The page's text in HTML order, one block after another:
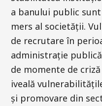
a banului public
mers al societății.
de recrutare în
administrație
de momente de
iveală
și promovare din